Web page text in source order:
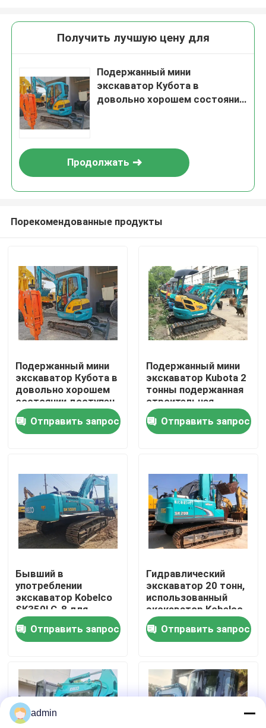
Домой
Продукты
О нас
Экскурсия по заводу
Контроль качества
Свяжитесь с нами
Дорожно-строительная техника
Использованные строительные машины
Получить лучшую цену для
Подержанный мини
экскаватор Кубота в
довольно хорошем состоянии
Продолжать
Порекомендованные продукты
Подержанный мини
экскаватор Кубота в
довольно хорошем
состоянии доступен
сейчас
Отправить запрос
Подержанный мини
экскаватор Kubota 2
тонны подержанная
строительная
техника
Отправить запрос
Бывший в
употреблении
экскаватор Kobelco
SK350LC-8 для
строительства
дорогОтправить запрос
Гидравлический
экскаватор 20 тонн,
использованный
экскаватор Kobelco
200 для дорожного
строительства
Отправить запрос
admin